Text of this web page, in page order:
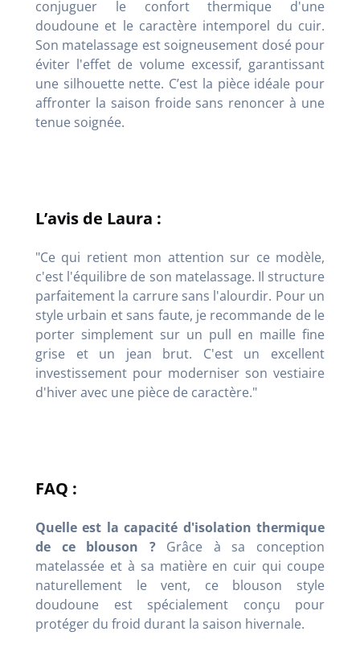
conjuguer le confort thermique d'une
doudoune et le caractère intemporel du cuir.
Son matelassage est soigneusement dosé pour
éviter l'effet de volume excessif, garantissant
une silhouette nette. C’est la pièce idéale pour
affronter la saison froide sans renoncer à une
tenue soignée.
L’avis de Laura :
"Ce qui retient mon attention sur ce modèle,
c'est l'équilibre de son matelassage. Il structure
parfaitement la carrure sans l'alourdir. Pour un
style urbain et sans faute, je recommande de le
porter simplement sur un pull en maille fine
grise et un jean brut. C'est un excellent
investissement pour moderniser son vestiaire
d'hiver avec une pièce de caractère."
FAQ :
Quelle est la capacité d'isolation thermique
de ce blouson ?Grâce à sa conception
matelassée et à sa matière en cuir qui coupe
naturellement le vent, ce blouson style
doudoune est spécialement conçu pour
protéger du froid durant la saison hivernale.